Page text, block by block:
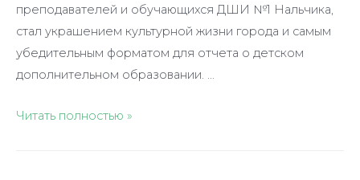
преподавателей и обучающихся ДШИ №1 Нальчика,
стал украшением культурной жизни города и самым
убедительным форматом для отчета о детском
дополнительном образовании. …
Лиана
Читать полностью »